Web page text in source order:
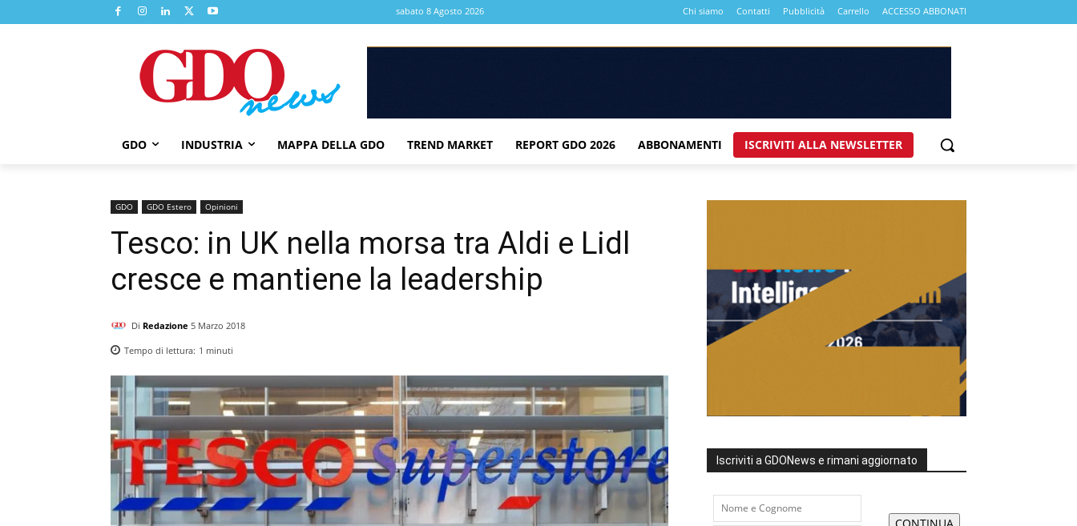
sabato 8 Agosto 2026 Chi siamo Contatti Pubblicità Carrello ACCESSO ABBONATI
GDO INDUSTRIA MAPPA DELLA GDO TREND MARKET REPORT GDO 2026 ABBONAMENTI ISCRIVITI ALLA NEWSLETTER
GDO GDO Estero Opinioni
Tesco: in UK nella morsa tra Aldi e Lidl
cresce e mantiene la leadership
Di Redazione 5 Marzo 2018
Tempo di lettura: 1 minuti
Iscriviti a GDONews e rimani aggiornato